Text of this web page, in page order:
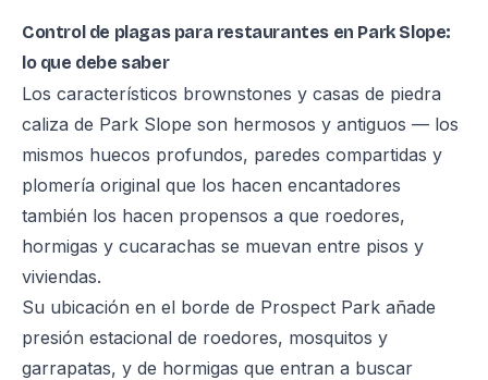
Control de plagas para restaurantes en Park Slope:
lo que debe saber
Los característicos brownstones y casas de piedra
caliza de Park Slope son hermosos y antiguos — los
mismos huecos profundos, paredes compartidas y
plomería original que los hacen encantadores
también los hacen propensos a que roedores,
hormigas y cucarachas se muevan entre pisos y
viviendas.
Su ubicación en el borde de Prospect Park añade
presión estacional de roedores, mosquitos y
garrapatas, y de hormigas que entran a buscar